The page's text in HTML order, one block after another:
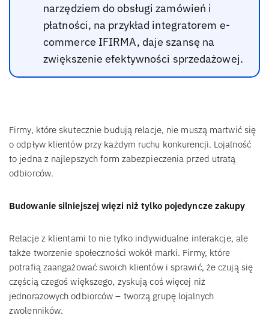
narzędziem do obsługi zamówień i
płatności, na przykład integratorem e-
commerce IFIRMA, daje szansę na
zwiększenie efektywności sprzedażowej.
Firmy, które skutecznie budują relacje, nie muszą martwić się
o odpływ klientów przy każdym ruchu konkurencji. Lojalność
to jedna z najlepszych form zabezpieczenia przed utratą
odbiorców.
Budowanie silniejszej więzi niż tylko pojedyncze zakupy
Relacje z klientami to nie tylko indywidualne interakcje, ale
także tworzenie społeczności wokół marki. Firmy, które
potrafią zaangażować swoich klientów i sprawić, że czują się
częścią czegoś większego, zyskują coś więcej niż
jednorazowych odbiorców – tworzą grupę lojalnych
zwolenników.